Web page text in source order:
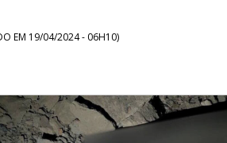
EM 19/04/2024 - 06H10)